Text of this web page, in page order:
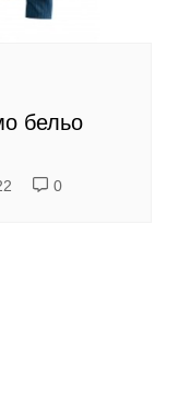
бельо
0